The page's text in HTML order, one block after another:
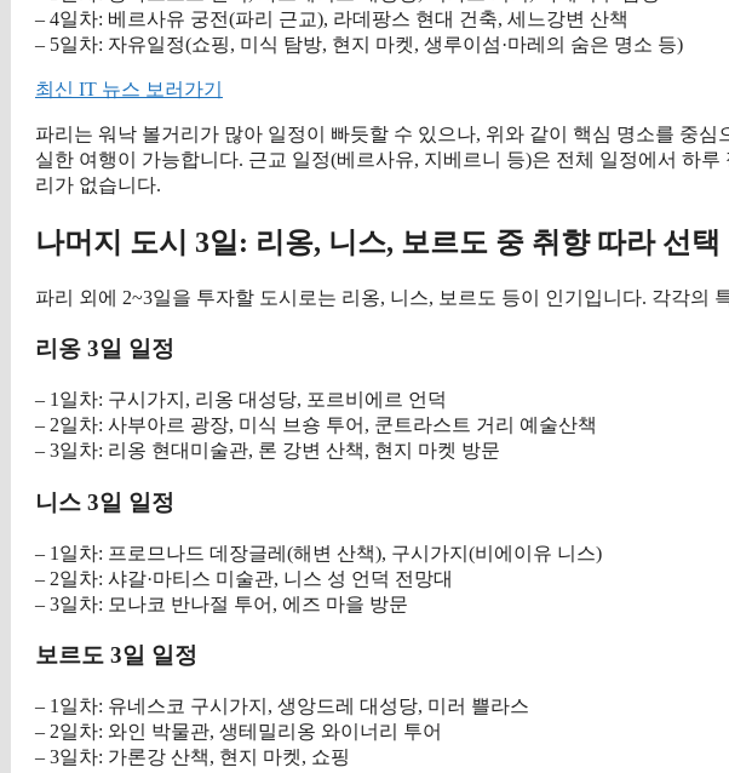
– 4일차: 베르사유 궁전(파리 근교), 라데팡스 현대 건축, 세느강변 산책
– 5일차: 자유일정(쇼핑, 미식 탐방, 현지 마켓, 생루이섬·마레의 숨은 명소 등)
최신 IT 뉴스 보러가기
파리는 워낙 볼거리가 많아 일정이 빠듯할 수 있으나, 위와 같이 핵심 명소를 중심
실한 여행이 가능합니다. 근교 일정(베르사유, 지베르니 등)은 전체 일정에서 하
리가 없습니다.
나머지 도시 3일: 리옹, 니스, 보르도 중 취향 따라 선택
파리 외에 2~3일을 투자할 도시로는 리옹, 니스, 보르도 등이 인기입니다. 각각의
리옹 3일 일정
– 1일차: 구시가지, 리옹 대성당, 포르비에르 언덕
– 2일차: 사부아르 광장, 미식 브숑 투어, 쿤트라스트 거리 예술산책
– 3일차: 리옹 현대미술관, 론 강변 산책, 현지 마켓 방문
니스 3일 일정
– 1일차: 프로므나드 데장글레(해변 산책), 구시가지(비에이유 니스)
– 2일차: 샤갈·마티스 미술관, 니스 성 언덕 전망대
– 3일차: 모나코 반나절 투어, 에즈 마을 방문
보르도 3일 일정
– 1일차: 유네스코 구시가지, 생앙드레 대성당, 미러 쁠라스
– 2일차: 와인 박물관, 생테밀리옹 와이너리 투어
– 3일차: 가론강 산책, 현지 마켓, 쇼핑